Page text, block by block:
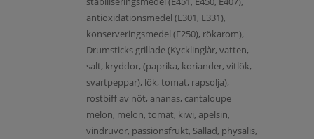
antioxidationsmedel (E301, E331),
konserveringsmedel (E250), rökarom),
Drumsticks grillade (Kycklinglår, vatten,
salt, kryddor, (paprika, koriander, vitlök,
svartpeppar), lök, tomat, rapsolja),
rostbiff av nöt, ananas, cantaloupe
melon, melon, tomat, kiwi, apelsin,
vindruvor, passionsfrukt, Sallad, physalis,